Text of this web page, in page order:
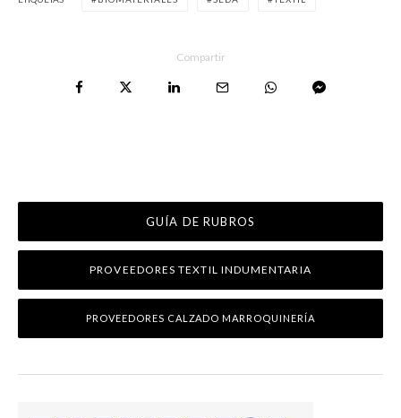
Compartir
GUÍA DE RUBROS
PROVEEDORES TEXTIL INDUMENTARIA
PROVEEDORES CALZADO MARROQUINERÍA